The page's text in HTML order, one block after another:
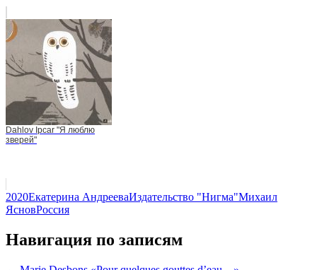
Dahlov Ipcar "Я люблю
зверей"
2020Екатерина АндрееваИздательство "Нигма"Михаил
ЯсновРоссия
Навигация по записям